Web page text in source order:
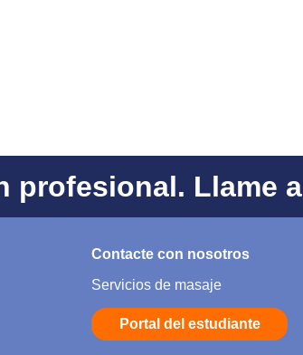
profesional. Llame a
Contacte con nosotros
Servicios de masaje
Portal del estudiante